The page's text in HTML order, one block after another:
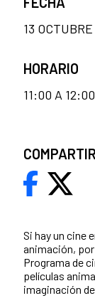
Si hay un cine
animación,
Programa de
películas
imaginación
13
HORARIO
11:00 A 12:00
COMPARTIR